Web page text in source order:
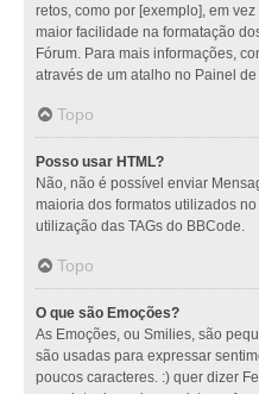
retos, como por [exemplo], em
maior facilidade na formatação
Fórum. Para mais informações,
através de um atalho no Painel
Topo
Posso usar HTML?
Não, não é possível enviar
maioria dos formatos utilizados
utilização das TAGs do BBCode.
Topo
O que são Emoções?
As Emoções, ou Smilies, são
são usadas para expressar
poucos caracteres. :) quer dizer